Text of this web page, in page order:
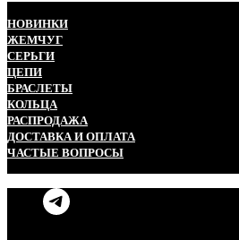
НОВИНКИ
ЖЕМЧУГ
СЕРЬГИ
ЦЕПИ
БРАСЛЕТЫ
КОЛЬЦА
РАСПРОДАЖА
ДОСТАВКА И ОПЛАТА
ЧАСТЫЕ ВОПРОСЫ